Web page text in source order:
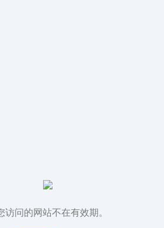
访问的网站不在有效期。